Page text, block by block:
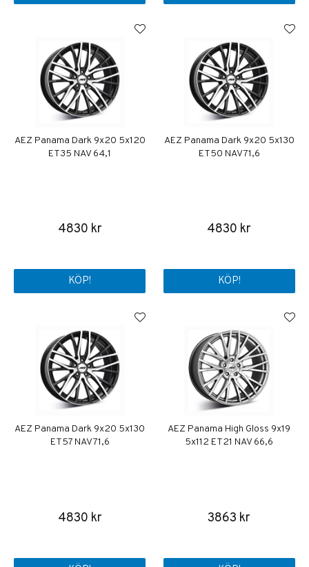
AEZ Panama Dark 9x20 5x120
ET35 NAV 64,1
4830 kr
KÖP!
AEZ Panama Dark 9x20 5x130
ET50 NAV 71,6
4830 kr
KÖP!
AEZ Panama Dark 9x20 5x130
ET57 NAV 71,6
4830 kr
AEZ Panama High Gloss 9x19
5x112 ET21 NAV 66,6
3863 kr